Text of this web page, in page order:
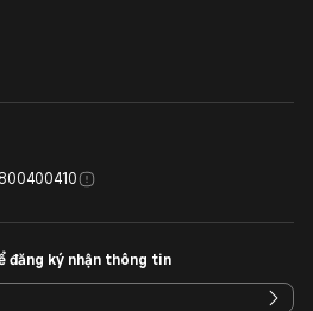
đăng ký nhận thông tin